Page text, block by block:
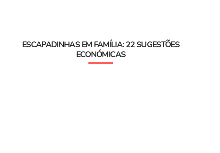
ESCAPADINHAS EM FAMÍLIA: 22 SUGESTÕES
ECONÓMICAS